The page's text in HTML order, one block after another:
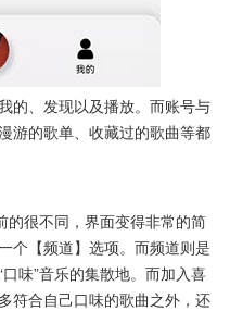
的、发现以及播放。而账号与
游的歌单、收藏过的歌曲等都
的很不同，界面变得非常的简
个【频道】选项。而频道则是
味”音乐的集散地。而加入喜
符合自己口味的歌曲之外，还